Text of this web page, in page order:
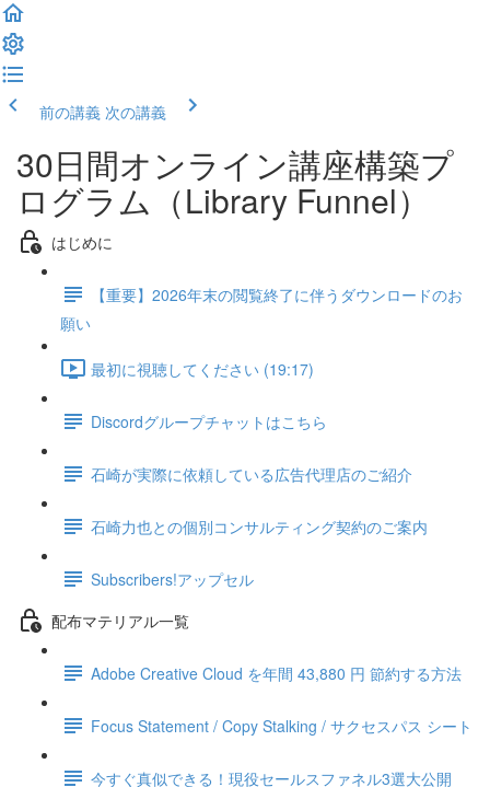
前の講義 次の講義
30日間オンライン講座構築プ
ログラム（Library Funnel）
はじめに
【重要】2026年末の閲覧終了に伴うダウンロードのお
願い
最初に視聴してください (19:17)
Discordグループチャットはこちら
石崎が実際に依頼している広告代理店のご紹介
石崎力也との個別コンサルティング契約のご案内
Subscribers!アップセル
配布マテリアル一覧
Adobe Creative Cloud を年間 43,880 円 節約する方法
Focus Statement / Copy Stalking / サクセスパス シート
今すぐ真似できる！現役セールスファネル3選大公開